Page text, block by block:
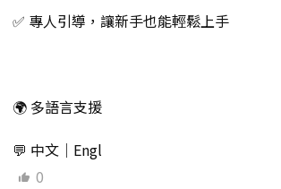
✅ 專人引導，讓新手也能輕鬆上手
🌍 多語言支援
💬 中文｜Engl
0